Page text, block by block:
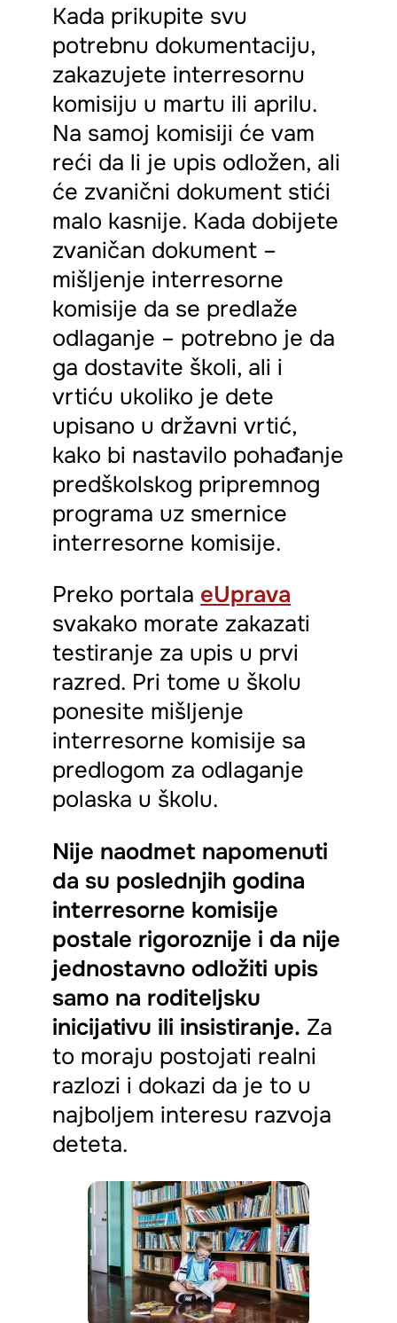
Kada prikupite svu
potrebnu dokumentaciju,
zakazujete interresornu
komisiju u martu ili aprilu.
Na samoj komisiji će vam
reći da li je upis odložen, ali
će zvanični dokument stići
malo kasnije. Kada dobijete
zvaničan dokument –
mišljenje interresorne
komisije da se predlaže
odlaganje – potrebno je da
ga dostavite školi, ali i
vrtiću ukoliko je dete
upisano u državni vrtić,
kako bi nastavilo pohađanje
predškolskog pripremnog
programa uz smernice
interresorne komisije.
Preko portala eUprava
svakako morate zakazati
testiranje za upis u prvi
razred. Pri tome u školu
ponesite mišljenje
interresorne komisije sa
predlogom za odlaganje
polaska u školu.
Nije naodmet napomenuti
da su poslednjih godina
interresorne komisije
postale rigoroznije i da nije
jednostavno odložiti upis
samo na roditeljsku
inicijativu ili insistiranje. Za
to moraju postojati realni
razlozi i dokazi da je to u
najboljem interesu razvoja
deteta.